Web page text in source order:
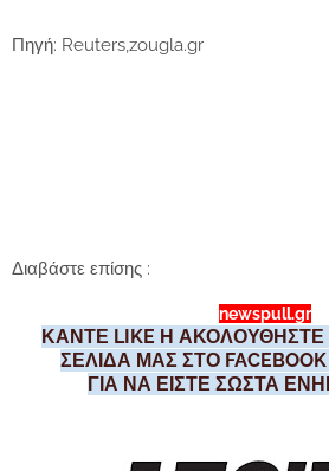
Πηγή: Reuters,zougla.gr
Διαβάστε επίσης :
newspull.gr
ΚΑΝΤΕ LIKE Η
ΣΕΛΙΔΑ ΜΑΣ ΣΤΟ
ΓΙΑ ΝΑ ΕΙΣΤΕ ΣΩΣΤΑ